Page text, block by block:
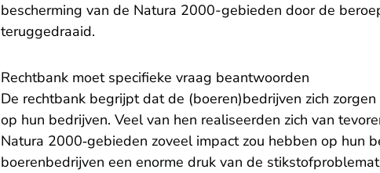
bescherming van de Natura 2000-gebieden door de
teruggedraaid.
Rechtbank moet specifieke vraag beantwoorden
De rechtbank begrijpt dat de (boeren)bedrijven zich
op hun bedrijven. Veel van hen realiseerden zich van
Natura 2000‑gebieden zoveel impact zou hebben op hun
boerenbedrijven een enorme druk van de